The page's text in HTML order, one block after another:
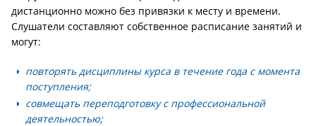
дистанционно можно без привязки к месту и времени.
Слушатели составляют собственное расписание занятий и
могут:
повторять дисциплины курса в течение года с момента
поступления;
совмещать переподготовку с профессиональной
деятельностью;